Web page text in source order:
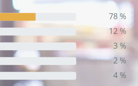
78 %
12 %
3 %
2 %
4 %